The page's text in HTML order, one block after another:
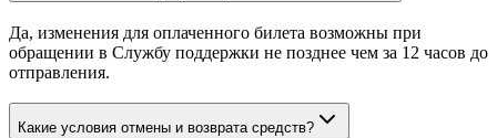
Да, изменения для оплаченного билета возможны при
обращении в Службу поддержки не позднее чем за 12 часов до
отправления.
Какие условия отмены и возврата средств?